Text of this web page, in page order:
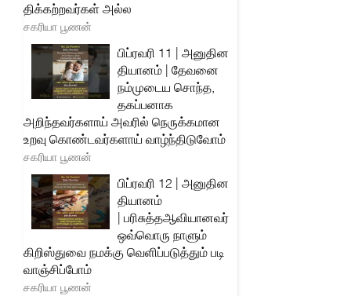
திக்கற்றவர்கள் அல்ல
சகரியா பூணன்
பிப்ரவரி 11 | அனுதின
தியானம் | தேவனை
நம்முடைய சொந்த,
தகப்பனாக
அறிந்தவர்களாய் அவரில் நெருக்கமான
உறவு கொண்டவர்களாய் வாழ்ந்திடுவோம்
சகரியா பூணன்
பிப்ரவரி 12 | அனுதின
தியானம்
| பரிசுத்தஆவியானவர்
ஒவ்வொரு நாளும்
கிறிஸ்துவை நமக்கு வெளிப்படுத்தும் படி
வாஞ்சிப்போம்
சகரியா பூணன்